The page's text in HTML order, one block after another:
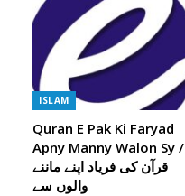
ISLAM
Quran E Pak Ki Faryad
Apny Manny Walon Sy /
قرآن کی فریاد اپنے ماننے
والوں سے